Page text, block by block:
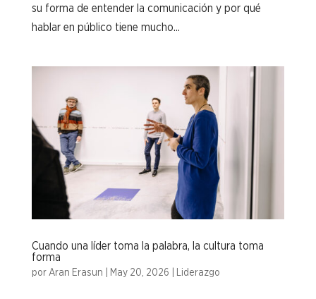
su forma de entender la comunicación y por qué
hablar en público tiene mucho...
Cuando una líder toma la palabra, la cultura toma
forma
porAran Erasun May 20, 2026 Liderazgo